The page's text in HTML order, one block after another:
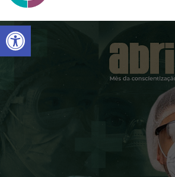
Barra de